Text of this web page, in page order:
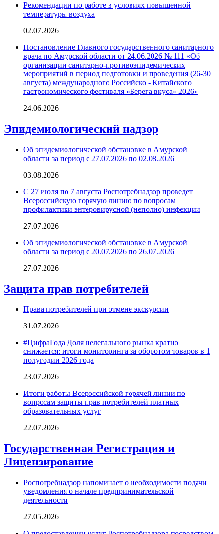
Рекомендации по работе в условиях повышенной
температуры воздуха
02.07.2026
Постановление Главного государственного санитарного
врача по Амурской области от 24.06.2026 № 111 «Об
организации санитарно-противоэпидемических
мероприятий в период подготовки и проведения (26-30
августа) международного Российско - Китайского
гастрономического фестиваля «Берега вкуса» 2026»
24.06.2026
Эпидемиологический надзор
Об эпидемиологической обстановке в Амурской
области за период с 27.07.2026 по 02.08.2026
03.08.2026
С 27 июля по 7 августа Роспотребнадзор проведет
Всероссийскую горячую линию по вопросам
профилактики энтеровирусной (неполио) инфекции
27.07.2026
Об эпидемиологической обстановке в Амурской
области за период с 20.07.2026 по 26.07.2026
27.07.2026
Защита прав потребителей
Права потребителей при отмене экскурсии
31.07.2026
#ЦифраГода Доля нелегального рынка кратно
снижается: итоги мониторинга за оборотом товаров в 1
полугодии 2026 года
23.07.2026
Итоги работы Всероссийской горячей линии по
вопросам защиты прав потребителей платных
образовательных услуг
22.07.2026
Государственная Регистрация и
Лицензирование
Роспотребнадзор напоминает о необходимости подачи
уведомления о начале предпринимательской
деятельности
27.05.2026